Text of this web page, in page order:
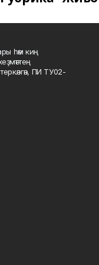
һәм киң
ПИ ТУ02-